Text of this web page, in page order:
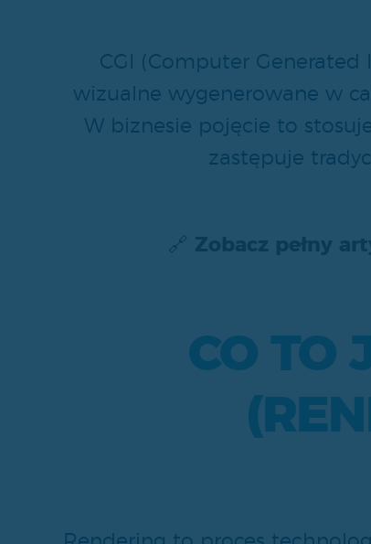
CGI (Computer
wizualne wygenerowane w
W biznesie pojęcie to
zastępuje
🔗
CO TO